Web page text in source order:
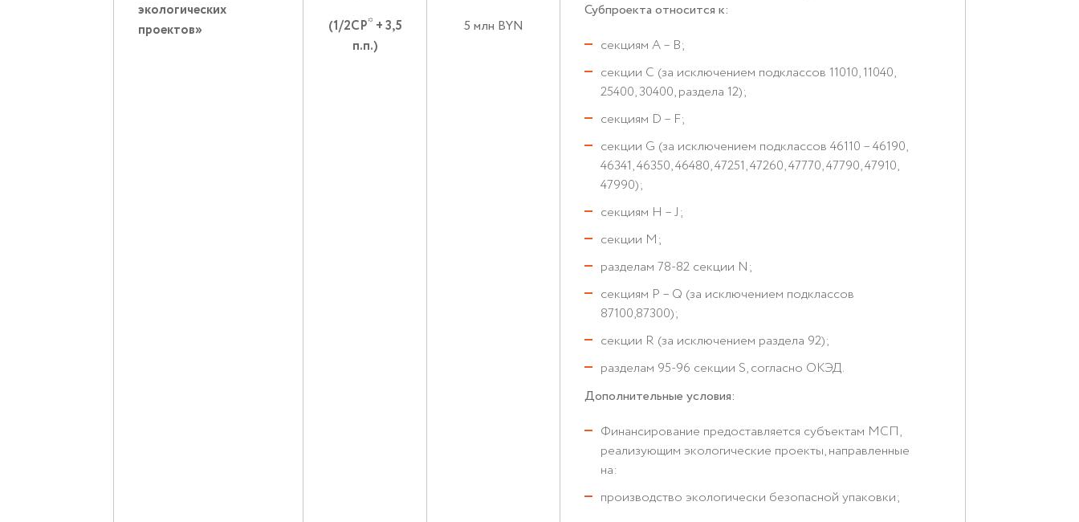
экологических
проектов»
(1/2СР* + 3,5
п.п.)
5 млн BYN
Субпроекта относится к:
секциям А – B;
секции С (за исключением подклассов 11010, 11040,
25400, 30400, раздела 12);
секциям D – F;
секции G (за исключением подклассов 46110 – 46190,
46341, 46350, 46480, 47251, 47260, 47770, 47790, 47910,
47990);
секциям H – J;
секции М;
разделам 78-82 секции N;
секциям P – Q (за исключением подклассов
87100,87300);
секции R (за исключением раздела 92);
разделам 95-96 секции S, согласно ОКЭД.
Дополнительные условия:
Финансирование предоставляется субъектам МСП,
реализующим экологические проекты, направленные
на:
производство экологически безопасной упаковки;